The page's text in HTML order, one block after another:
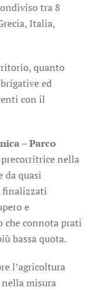
tra 8
Italia,
quanto
ed
con il
– Parco
nella
da quasi
finalizzati
e
connota prati
bassa quota.
l’agricoltura
misura